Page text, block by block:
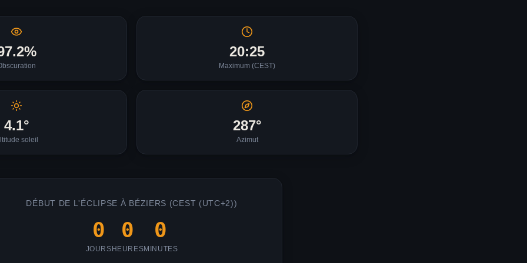
% 20:25
Maximum (CEST)
4.1°
soleil
287°
Azimut
DÉBUT DE L'ÉCLIPSE À BÉZIERS (CEST (UTC+2))
0
JOURS
0
HEURES
0
MINUTES